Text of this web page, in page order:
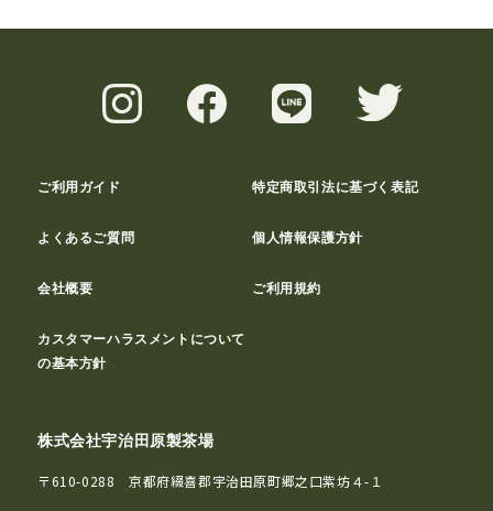
ご利用ガイド 特定商取引法に基づく表記
よくあるご質問 個人情報保護方針
会社概要 ご利用規約
カスタマーハラスメントについて
の基本方針
株式会社宇治田原製茶場
〒610-0288 京都府綴喜郡宇治田原町郷之口紫坊４-１